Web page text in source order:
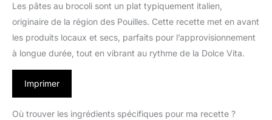
Les pâtes au brocoli sont un plat typiquement italien,
originaire de la région des Pouilles. Cette recette met en avant
les produits locaux et secs, parfaits pour l’approvisionnement
à longue durée, tout en vibrant au rythme de la Dolce Vita.
Imprimer
Où trouver les ingrédients spécifiques pour ma recette ?